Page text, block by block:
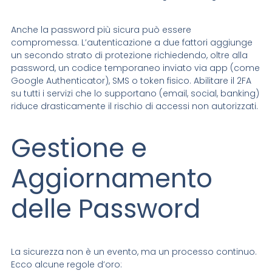
Anche la password più sicura può essere
compromessa. L’autenticazione a due fattori aggiunge
un secondo strato di protezione richiedendo, oltre alla
password, un codice temporaneo inviato via app (come
Google Authenticator), SMS o token fisico. Abilitare il 2FA
su tutti i servizi che lo supportano (email, social, banking)
riduce drasticamente il rischio di accessi non autorizzati.
Gestione e
Aggiornamento
delle Password
La sicurezza non è un evento, ma un processo continuo.
Ecco alcune regole d’oro: